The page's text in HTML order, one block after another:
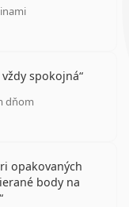
spokojná
dňom
opakovaných
body na